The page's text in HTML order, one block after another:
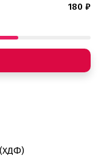
180 ₽